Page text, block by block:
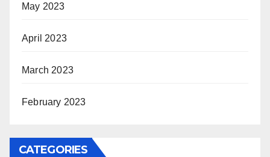
May 2023
April 2023
March 2023
February 2023
CATEGORIES